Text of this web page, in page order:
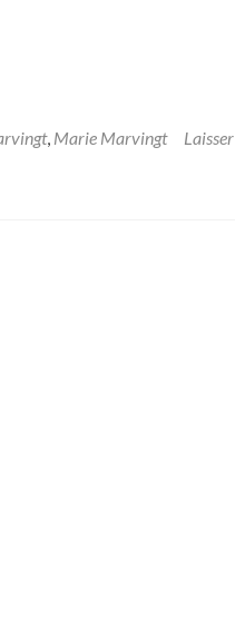
, Marie Marvingt
Laisser